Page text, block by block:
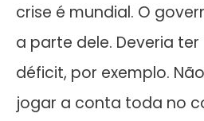
crise é mundial. O
a parte dele. Deveria
déficit, por exemplo.
jogar a conta toda no